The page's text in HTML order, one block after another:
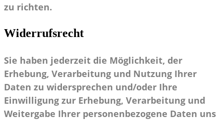
zu richten.
Widerrufsrecht
Sie haben jederzeit die Möglichkeit, der
Erhebung, Verarbeitung und Nutzung Ihrer
Daten zu widersprechen und/oder Ihre
Einwilligung zur Erhebung, Verarbeitung und
Weitergabe Ihrer personenbezogene Daten uns